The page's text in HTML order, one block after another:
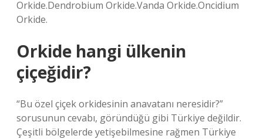
Orkide.Dendrobium Orkide.Vanda Orkide.Oncidium
Orkide.
Orkide hangi ülkenin
çiçeğidir?
“Bu özel çiçek orkidesinin anavatanı neresidir?”
sorusunun cevabı, göründüğü gibi Türkiye değildir.
Çeşitli bölgelerde yetişebilmesine rağmen Türkiye